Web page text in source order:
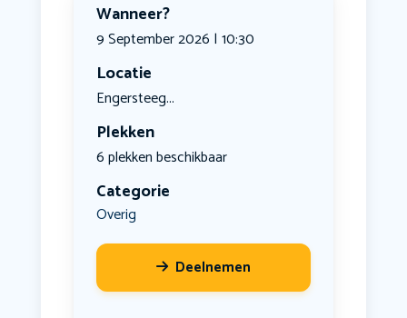
Wanneer?
9 September 2026 | 10:30
Locatie
Engersteeg...
Plekken
6 plekken beschikbaar
Categorie
Overig
Deelnemen